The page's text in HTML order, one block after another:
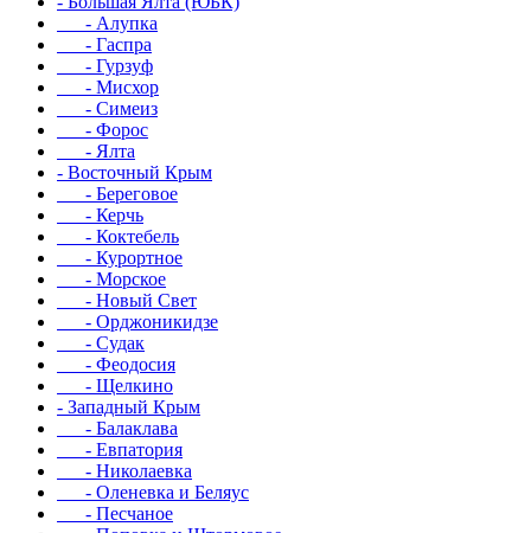
- Алупка
- Гаспра
- Гурзуф
- Мисхор
- Симеиз
- Форос
- Ялта
- Восточный Крым
- Береговое
- Керчь
- Коктебель
- Курортное
- Морское
- Новый Свет
- Орджоникидзе
- Судак
- Феодосия
- Щелкино
- Западный Крым
- Балаклава
- Евпатория
- Николаевка
- Оленевка и Беляус
- Песчаное